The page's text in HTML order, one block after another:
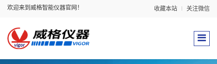
欢迎来到威格智能仪器官网！ 收藏本站 关注微信